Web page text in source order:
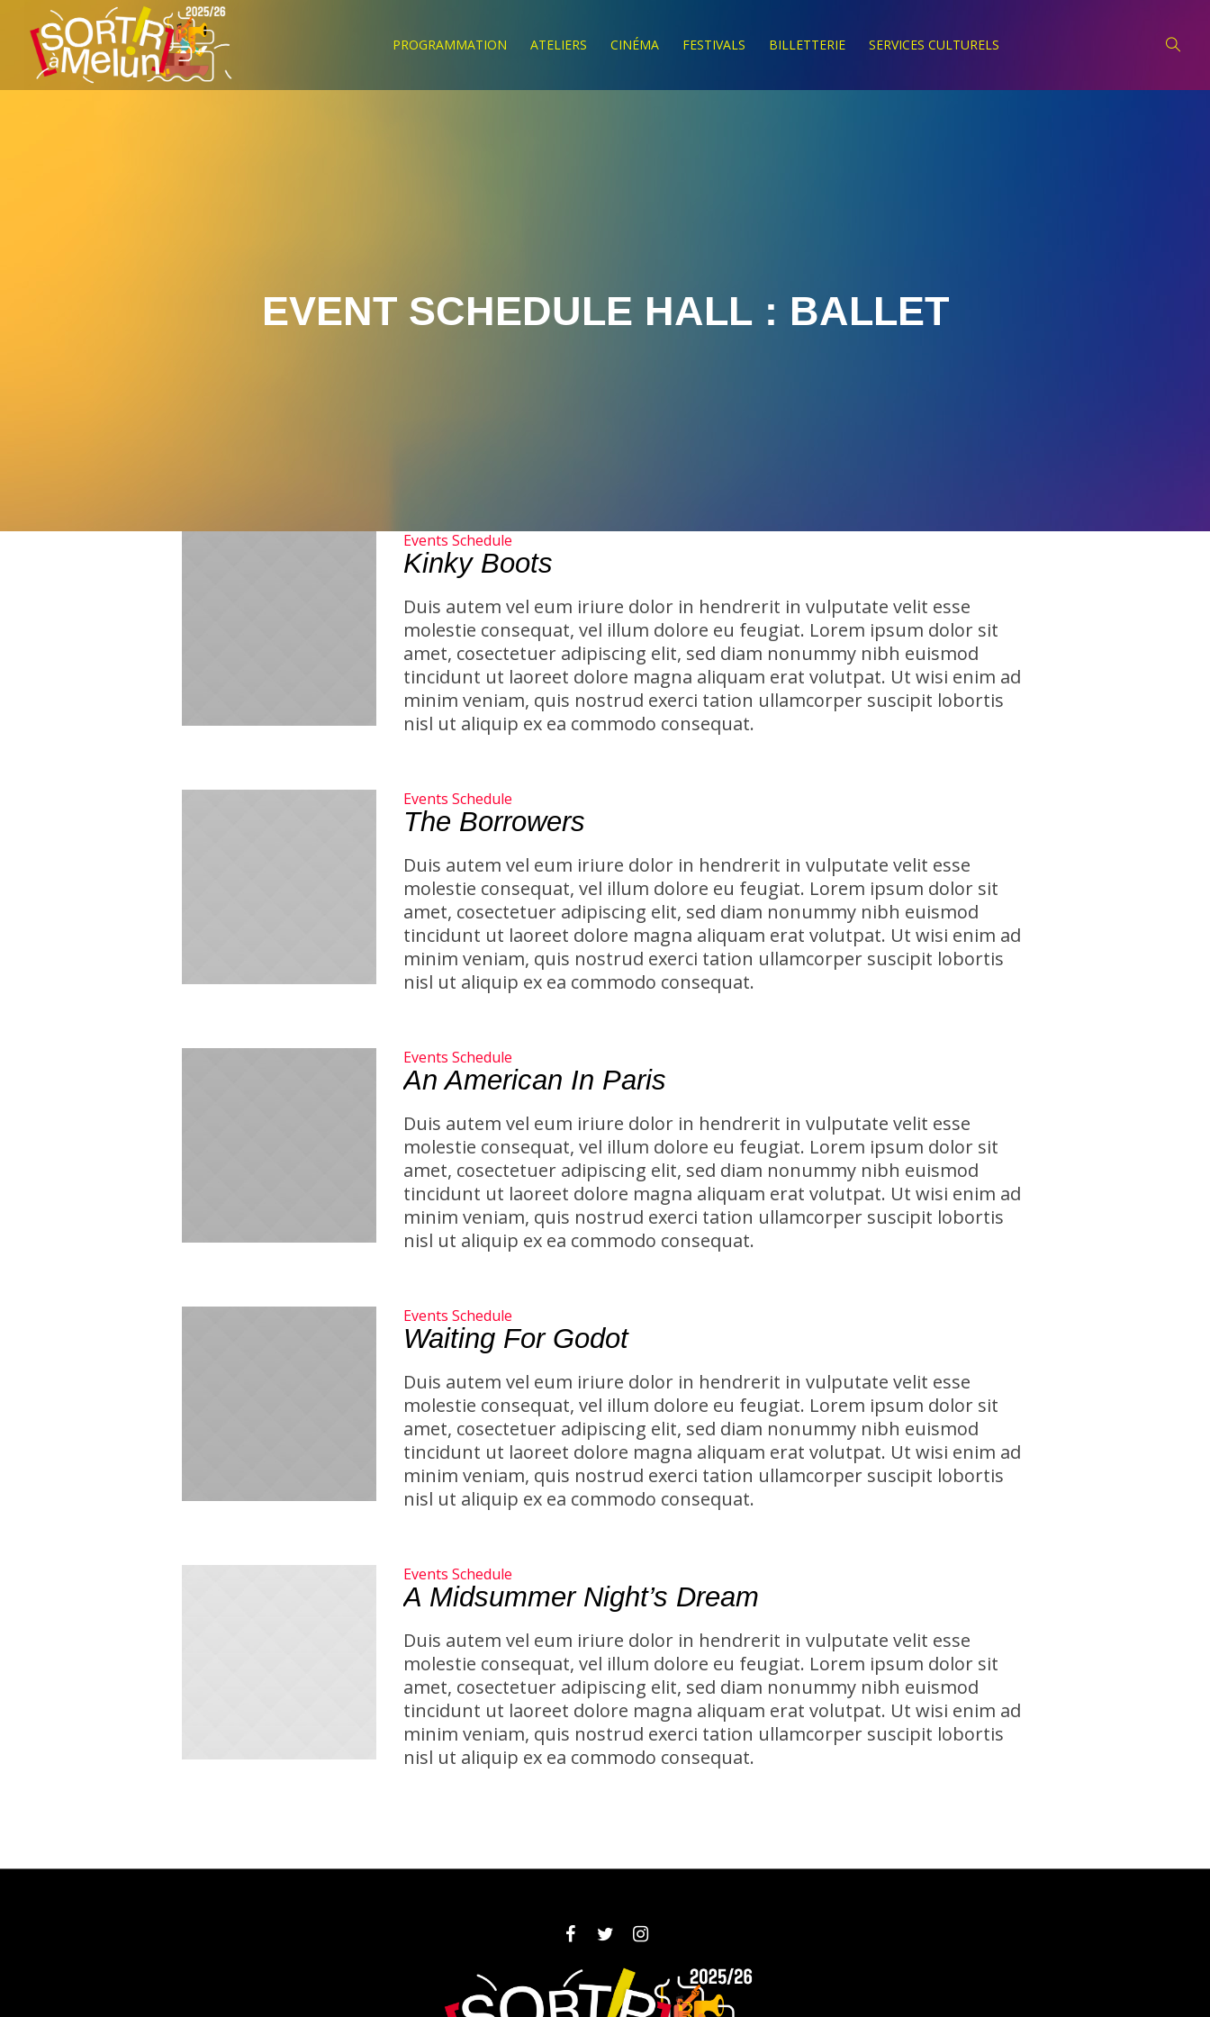
PROGRAMMATION ATELIERS CINÉMA FESTIVALS BILLETTERIE SERVICES CULTURELS
EVENT SCHEDULE HALL : BALLET
Events Schedule
Kinky Boots
Duis autem vel eum iriure dolor in hendrerit in vulputate velit esse
molestie consequat, vel illum dolore eu feugiat. Lorem ipsum dolor sit
amet, cosectetuer adipiscing elit, sed diam nonummy nibh euismod
tincidunt ut laoreet dolore magna aliquam erat volutpat. Ut wisi enim ad
minim veniam, quis nostrud exerci tation ullamcorper suscipit lobortis
nisl ut aliquip ex ea commodo consequat.
Events Schedule
The Borrowers
Duis autem vel eum iriure dolor in hendrerit in vulputate velit esse
molestie consequat, vel illum dolore eu feugiat. Lorem ipsum dolor sit
amet, cosectetuer adipiscing elit, sed diam nonummy nibh euismod
tincidunt ut laoreet dolore magna aliquam erat volutpat. Ut wisi enim ad
minim veniam, quis nostrud exerci tation ullamcorper suscipit lobortis
nisl ut aliquip ex ea commodo consequat.
Events Schedule
An American In Paris
Duis autem vel eum iriure dolor in hendrerit in vulputate velit esse
molestie consequat, vel illum dolore eu feugiat. Lorem ipsum dolor sit
amet, cosectetuer adipiscing elit, sed diam nonummy nibh euismod
tincidunt ut laoreet dolore magna aliquam erat volutpat. Ut wisi enim ad
minim veniam, quis nostrud exerci tation ullamcorper suscipit lobortis
nisl ut aliquip ex ea commodo consequat.
Events Schedule
Waiting For Godot
Duis autem vel eum iriure dolor in hendrerit in vulputate velit esse
molestie consequat, vel illum dolore eu feugiat. Lorem ipsum dolor sit
amet, cosectetuer adipiscing elit, sed diam nonummy nibh euismod
tincidunt ut laoreet dolore magna aliquam erat volutpat. Ut wisi enim ad
minim veniam, quis nostrud exerci tation ullamcorper suscipit lobortis
nisl ut aliquip ex ea commodo consequat.
Events Schedule
A Midsummer Night’s Dream
Duis autem vel eum iriure dolor in hendrerit in vulputate velit esse
molestie consequat, vel illum dolore eu feugiat. Lorem ipsum dolor sit
amet, cosectetuer adipiscing elit, sed diam nonummy nibh euismod
tincidunt ut laoreet dolore magna aliquam erat volutpat. Ut wisi enim ad
minim veniam, quis nostrud exerci tation ullamcorper suscipit lobortis
nisl ut aliquip ex ea commodo consequat.